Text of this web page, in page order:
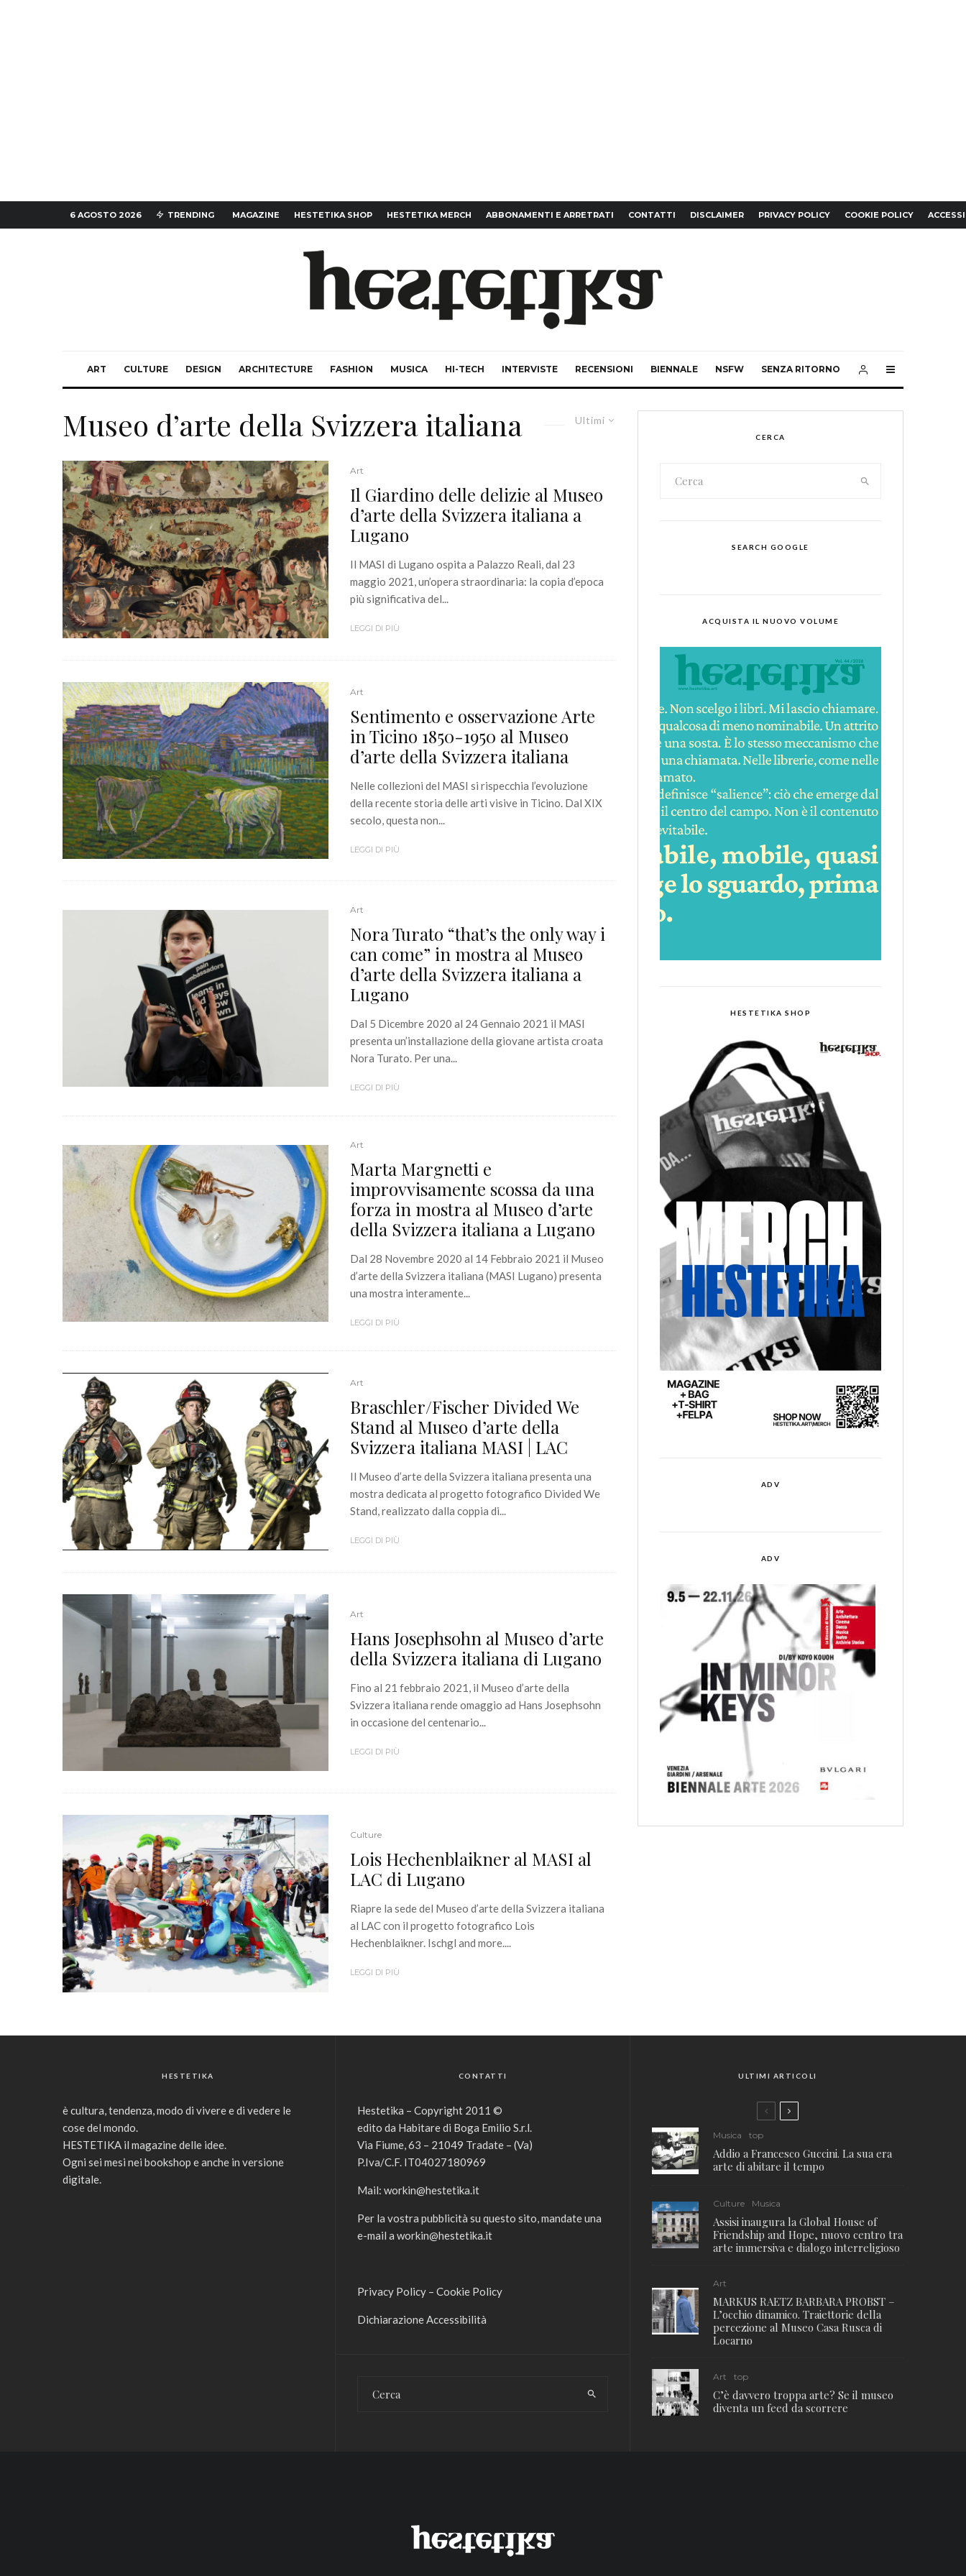
6 AGOSTO 2026 TRENDING MAGAZINE HESTETIKA SHOP HESTETIKA MERCH ABBONAMENTI E ARRETRATI CONTATTI DISCLAIMER PRIVACY POLICY COOKIE POLICY
ART CULTURE DESIGN ARCHITECTURE FASHION MUSICA HI-TECH INTERVISTE RECENSIONI BIENNALE NSFW SENZA RITORNO
Ultimi
Museo d’arte della Svizzera italiana
Art
Il Giardino delle delizie al Museo
d’arte della Svizzera italiana a
Lugano
Il MASI di Lugano ospita a Palazzo Reali, dal 23
maggio 2021, un’opera straordinaria: la copia d’epoca
più significativa del...
LEGGI DI PIÙ
Art
Sentimento e osservazione Arte
in Ticino 1850-1950 al Museo
d’arte della Svizzera italiana
Nelle collezioni del MASI si rispecchia l’evoluzione
della recente storia delle arti visive in Ticino. Dal XIX
secolo, questa non...
LEGGI DI PIÙ
Art
Nora Turato “that’s the only way i
can come” in mostra al Museo
d’arte della Svizzera italiana a
Lugano
Dal 5 Dicembre 2020 al 24 Gennaio 2021 il MASI
presenta un’installazione della giovane artista croata
Nora Turato. Per una...
LEGGI DI PIÙ
Art
Marta Margnetti e
improvvisamente scossa da una
forza in mostra al Museo d’arte
della Svizzera italiana a Lugano
Dal 28 Novembre 2020 al 14 Febbraio 2021 il Museo
d’arte della Svizzera italiana (MASI Lugano) presenta
una mostra interamente...
LEGGI DI PIÙ
Art
Braschler/Fischer Divided We
Stand al Museo d’arte della
Svizzera italiana MASI | LAC
Il Museo d’arte della Svizzera italiana presenta una
mostra dedicata al progetto fotografico Divided We
Stand, realizzato dalla coppia di...
LEGGI DI PIÙ
Art
Hans Josephsohn al Museo d’arte
della Svizzera italiana di Lugano
Fino al 21 febbraio 2021, il Museo d’arte della
Svizzera italiana rende omaggio ad Hans Josephsohn
in occasione del centenario...
LEGGI DI PIÙ
Culture
Lois Hechenblaikner al MASI al
LAC di Lugano
Riapre la sede del Museo d’arte della Svizzera italiana
al LAC con il progetto fotografico Lois
Hechenblaikner. Ischgl and more....
LEGGI DI PIÙ
CERCA
SEARCH GOOGLE
ACQUISTA IL NUOVO VOLUME
HESTETIKA SHOP
ADV
ADV
HESTETIKA
è cultura, tendenza, modo di vivere e di vedere le
cose del mondo.
HESTETIKA il magazine delle idee.
Ogni sei mesi nei bookshop e anche in versione
digitale.
CONTATTI
Hestetika – Copyright 2011 ©
edito da Habitare di Boga Emilio S.r.l.
Via Fiume, 63 – 21049 Tradate – (Va)
P.Iva/C.F. IT04027180969
Mail: workin@hestetika.it
Per la vostra pubblicità su questo sito, mandate una
e-mail a workin@hestetika.it
Privacy Policy – Cookie Policy
Dichiarazione Accessibilità
ULTIMI ARTICOLI
Musica top
Addio a Francesco Guccini. La sua era
arte di abitare il tempo
Culture Musica
Assisi inaugura la Global House of
Friendship and Hope, nuovo centro tra
arte immersiva e dialogo interreligioso
Art
MARKUS RAETZ BARBARA PROBST –
L’occhio dinamico. Traiettorie della
percezione al Museo Casa Rusca di
Locarno
Art top
C’è davvero troppa arte? Se il museo
diventa un feed da scorrere